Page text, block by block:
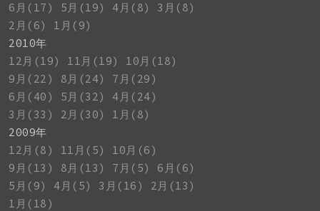
6月(17)
5月(19) 4月(8)
3月(8)
2月(6)
1月(9)
2010年
12月(19)
11月(19)
10月(18)
9月(22)
8月(24)
7月(29)
6月(40)
5月(32)
4月(24)
3月(33)
2月(30)
1月(8)
2009年
12月(8)
11月(5)
10月(6)
9月(13)
8月(13) 7月(5)
6月(6)
5月(9)
4月(5) 3月(16)
2月(13)
1月(18)